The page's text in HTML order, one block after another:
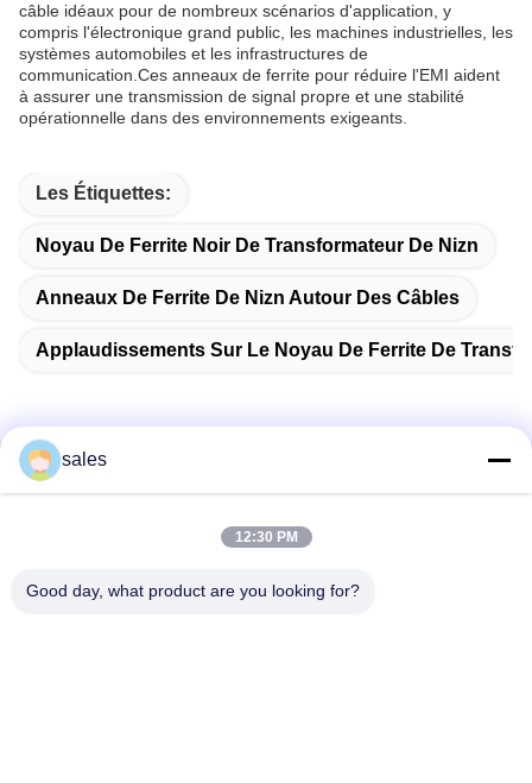
câble idéaux pour de nombreux scénarios d'application, y
compris l'électronique grand public, les machines industrielles, les
systèmes automobiles et les infrastructures de
communication.Ces anneaux de ferrite pour réduire l'EMI aident
à assurer une transmission de signal propre et une stabilité
opérationnelle dans des environnements exigeants.
Les Étiquettes:
Noyau De Ferrite Noir De Transformateur De Nizn
Anneaux De Ferrite De Nizn Autour Des Câbles
Applaudissements Sur Le Noyau De Ferrite De
Contactez rapidement
Chambre 1301, Bloc B, Rongchao New Times Plaza, Parc
sales
12:30 PM
Good day, what product are you looking for?